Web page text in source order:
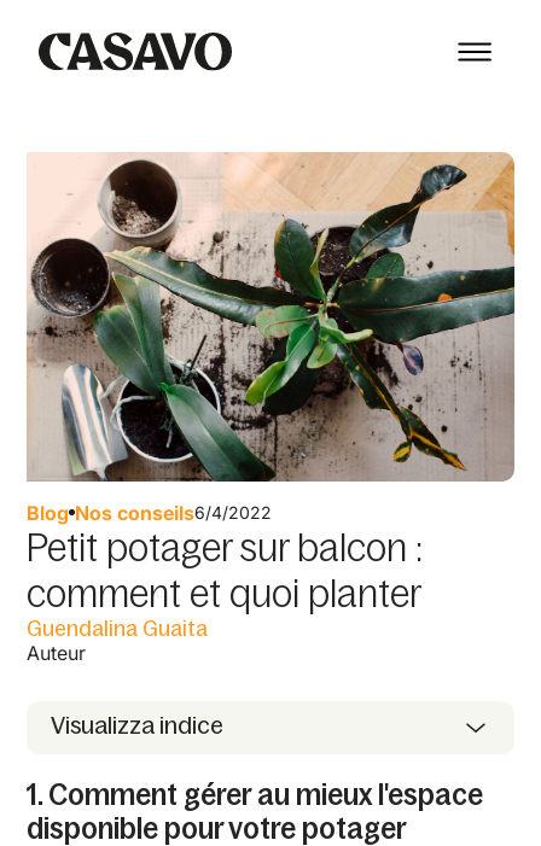
Blog Nos conseils6/4/2022
Petit potager sur balcon :
comment et quoi planter
Guendalina Guaita
Auteur
Visualizza indice
1. Comment gérer au mieux l'espace
disponible pour votre potager